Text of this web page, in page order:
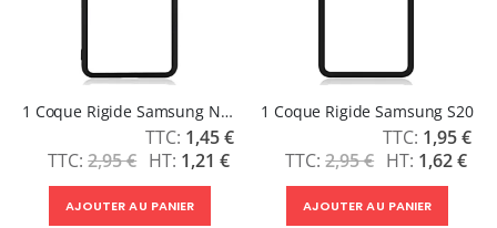
1 Coque Rigide Samsung Note 20
2,95 €
Prix
Spécial
1,45 €
1,21 €
AJOUTER AU PANIER
1 Coque Rigide Samsung S20
2,95 €
Prix
Spécial
1,95 €
1,62 €
AJOUTER AU PANIER